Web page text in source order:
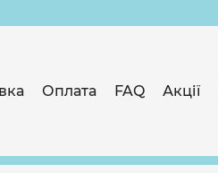
Оплата FAQ Акції